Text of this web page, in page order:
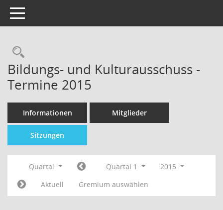
Toggle navigation
Bildungs- und Kulturausschuss -
Termine 2015
Informationen Mitglieder
Sitzungen
Quartal Quartal 1
2015
Aktuell
Gremium auswählen